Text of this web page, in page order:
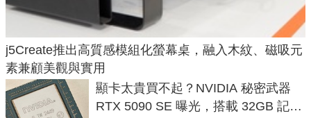
j5Create推出高質感模組化螢幕桌，融入木紋、磁吸元
素兼顧美觀與實用
顯卡太貴買不起？NVIDIA 秘密武器
RTX 5090 SE 曝光，搭載 32GB 記憶